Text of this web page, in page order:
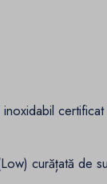
curățată de